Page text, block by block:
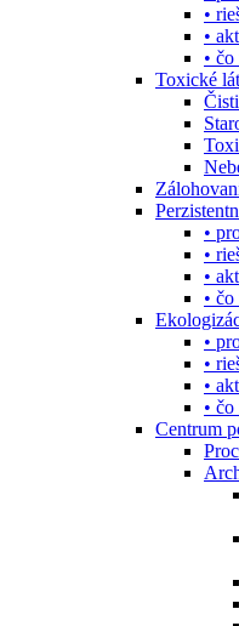
•
•
•
Toxické
•
•
•
•
•
•
•
•
Centrum